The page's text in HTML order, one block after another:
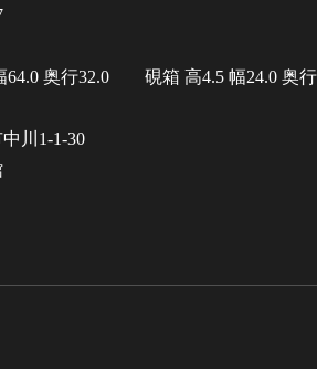
64.0 奥行32.0 硯箱 高4.5 幅24.0 奥行
川1-1-30